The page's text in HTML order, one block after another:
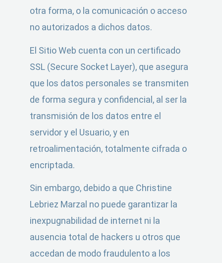
otra forma, o la comunicación o acceso
no autorizados a dichos datos.
El Sitio Web cuenta con un certificado
SSL (Secure Socket Layer), que asegura
que los datos personales se transmiten
de forma segura y confidencial, al ser la
transmisión de los datos entre el
servidor y el Usuario, y en
retroalimentación, totalmente cifrada o
encriptada.
Sin embargo, debido a que Christine
Lebriez Marzal no puede garantizar la
inexpugnabilidad de internet ni la
ausencia total de hackers u otros que
accedan de modo fraudulento a los